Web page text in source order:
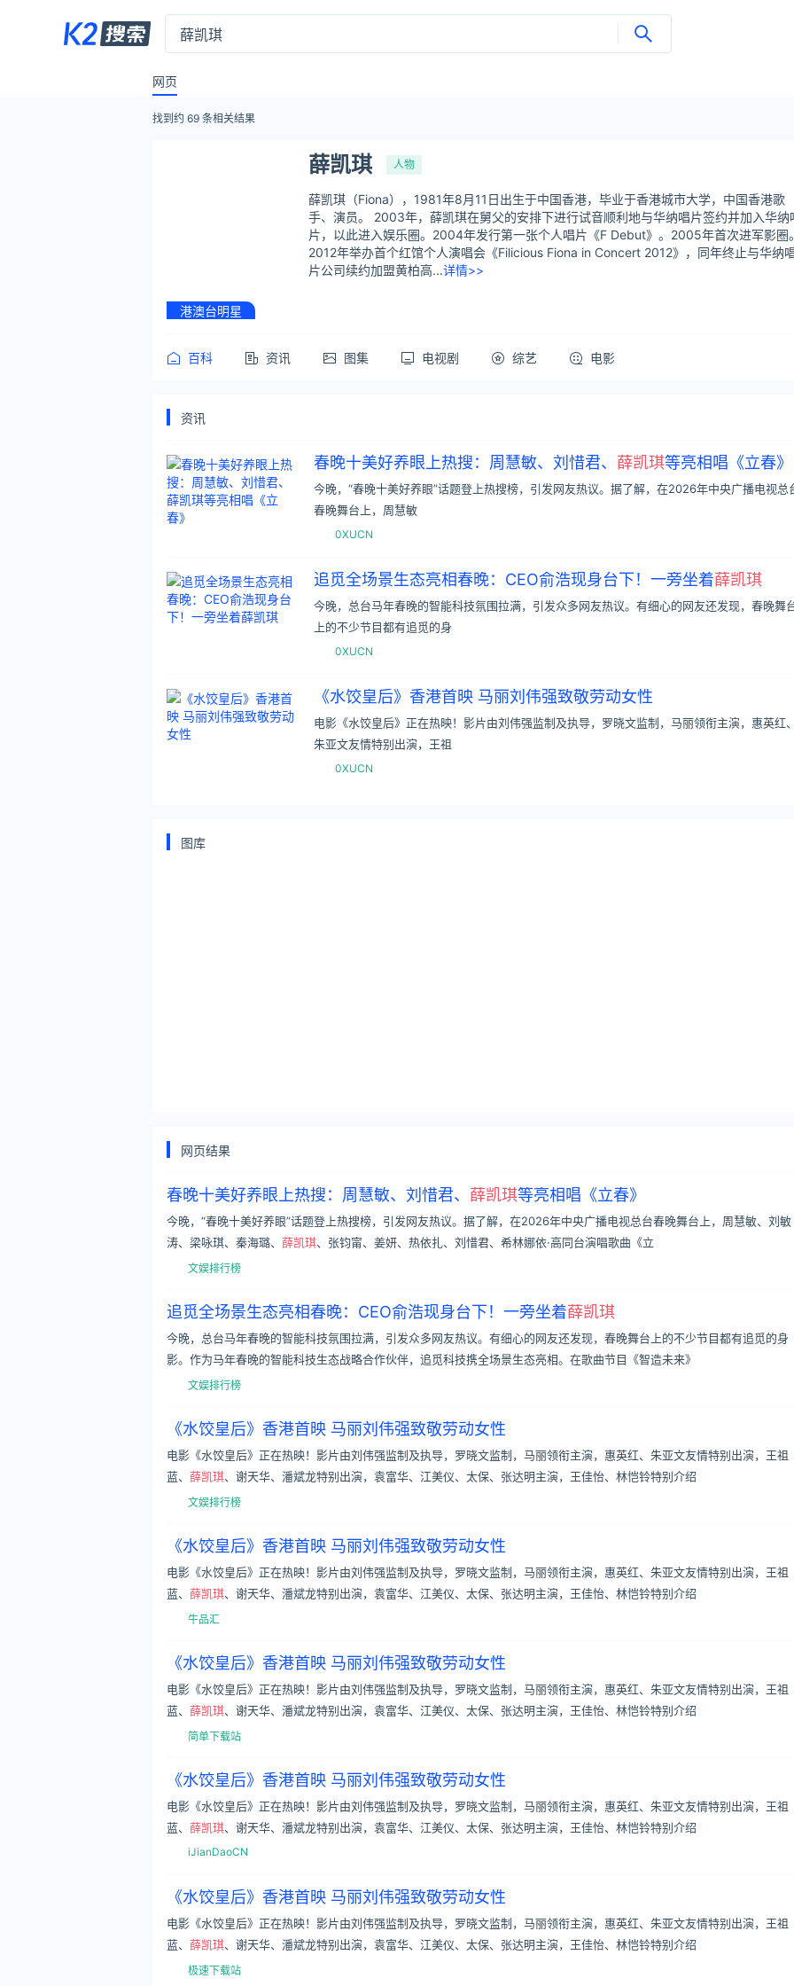
网页
找到约 69 条相关结果
港澳台明星
薛凯琪 人物
薛凯琪（Fiona），1981年8月11日出生于中国香港，毕业于香港城市大学，中国香港歌
手、演员。 2003年，薛凯琪在舅父的安排下进行试音顺利地与华纳唱片签约并加入华纳
片，以此进入娱乐圈。2004年发行第一张个人唱片《F Debut》。2005年首次进军影圈。
2012年举办首个红馆个人演唱会《Filicious Fiona in Concert 2012》，同年终止与华纳
片公司续约加盟黄柏高...详情>>
百科 资讯 图集 电视剧 综艺 电影
资讯
春晚十美好养眼上热搜：周慧敏、刘惜君、 薛凯琪等亮相唱《立春》
今晚，“春晚十美好养眼”话题登上热搜榜，引发网友热议。据了解，在2026年中央广播电视总
春晚舞台上，周慧敏
0XUCN
追觅全场景生态亮相春晚：CEO俞浩现身台下！一旁坐着薛凯琪
今晚，总台马年春晚的智能科技氛围拉满，引发众多网友热议。有细心的网友还发现，春晚舞
上的不少节目都有追觅的身
0XUCN
《水饺皇后》香港首映 马丽刘伟强致敬劳动女性
电影《水饺皇后》正在热映！影片由刘伟强监制及执导，罗晓文监制，马丽领衔主演，惠英红、
朱亚文友情特别出演，王祖
0XUCN
图库
网页结果
春晚十美好养眼上热搜：周慧敏、刘惜君、 薛凯琪等亮相唱《立春》
今晚，“春晚十美好养眼”话题登上热搜榜，引发网友热议。据了解，在2026年中央广播电视总台春晚舞台上，周慧敏、刘敏
涛、梁咏琪、秦海璐、 薛凯琪、张钧甯、姜妍、热依扎、刘惜君、希林娜依·高同台演唱歌曲《立
文娱排行榜
追觅全场景生态亮相春晚：CEO俞浩现身台下！一旁坐着薛凯琪
今晚，总台马年春晚的智能科技氛围拉满，引发众多网友热议。有细心的网友还发现，春晚舞台上的不少节目都有追觅的身
影。作为马年春晚的智能科技生态战略合作伙伴，追觅科技携全场景生态亮相。在歌曲节目《智造未来》
文娱排行榜
《水饺皇后》香港首映 马丽刘伟强致敬劳动女性
电影《水饺皇后》正在热映！影片由刘伟强监制及执导，罗晓文监制，马丽领衔主演，惠英红、朱亚文友情特别出演，王祖
蓝、 薛凯琪、谢天华、潘斌龙特别出演，袁富华、江美仪、太保、张达明主演，王佳怡、林恺铃特别介绍
文娱排行榜
《水饺皇后》香港首映 马丽刘伟强致敬劳动女性
电影《水饺皇后》正在热映！影片由刘伟强监制及执导，罗晓文监制，马丽领衔主演，惠英红、朱亚文友情特别出演，王祖
蓝、 薛凯琪、谢天华、潘斌龙特别出演，袁富华、江美仪、太保、张达明主演，王佳怡、林恺铃特别介绍
牛品汇
《水饺皇后》香港首映 马丽刘伟强致敬劳动女性
电影《水饺皇后》正在热映！影片由刘伟强监制及执导，罗晓文监制，马丽领衔主演，惠英红、朱亚文友情特别出演，王祖
蓝、 薛凯琪、谢天华、潘斌龙特别出演，袁富华、江美仪、太保、张达明主演，王佳怡、林恺铃特别介绍
简单下载站
《水饺皇后》香港首映 马丽刘伟强致敬劳动女性
电影《水饺皇后》正在热映！影片由刘伟强监制及执导，罗晓文监制，马丽领衔主演，惠英红、朱亚文友情特别出演，王祖
蓝、 薛凯琪、谢天华、潘斌龙特别出演，袁富华、江美仪、太保、张达明主演，王佳怡、林恺铃特别介绍
iJianDaoCN
《水饺皇后》香港首映 马丽刘伟强致敬劳动女性
电影《水饺皇后》正在热映！影片由刘伟强监制及执导，罗晓文监制，马丽领衔主演，惠英红、朱亚文友情特别出演，王祖
蓝、 薛凯琪、谢天华、潘斌龙特别出演，袁富华、江美仪、太保、张达明主演，王佳怡、林恺铃特别介绍
极速下载站